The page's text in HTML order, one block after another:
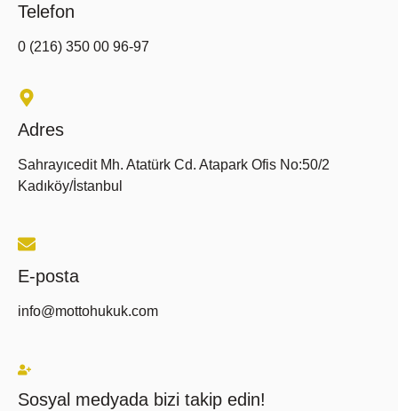
Telefon
0 (216) 350 00 96-97
Adres
Sahrayıcedit Mh. Atatürk Cd. Atapark Ofis No:50/2
Kadıköy/İstanbul
E-posta
info@mottohukuk.com
Sosyal medyada bizi takip edin!